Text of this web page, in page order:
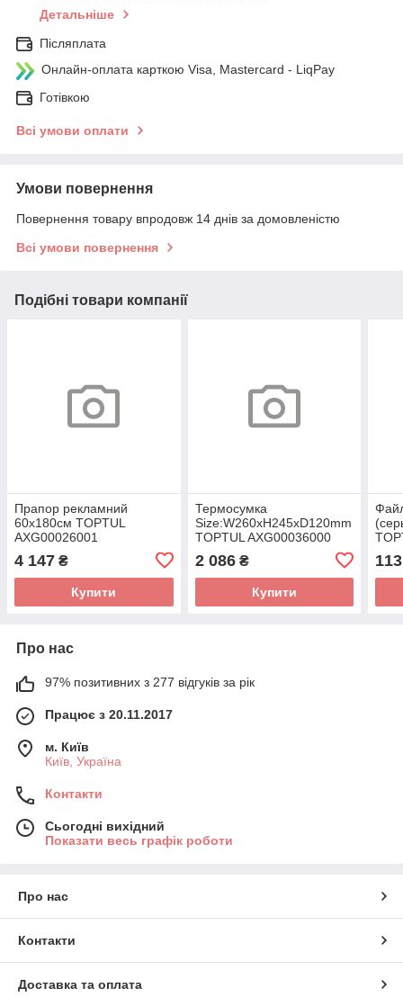
Детальніше
Післяплата
Онлайн-оплата карткою Visa, Mastercard - LiqPay
Готівкою
Всі умови оплати
Умови повернення
Повернення товару впродовж 14 днів за домовленістю
Всі умови повернення
Подібні товари компанії
Прапор рекламний
60x180см TOPTUL
AXG00026001
4 147 ₴
Купити
Термосумка
Size:W260xH245xD120mm
TOPTUL AXG00036000
2 086₴
Купити
113
Про нас
97% позитивних з 277 відгуків за рік
Працює з 20.11.2017
м. Київ
Київ, Україна
Контакти
Сьогодні вихідний
Показати весь графік роботи
Про нас
Контакти
Доставка та оплата